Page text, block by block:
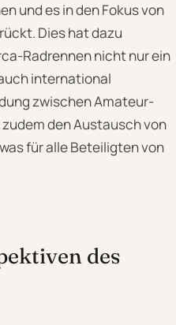
und es in den Fokus von
Dies hat dazu
Radrennen nicht nur ein
international
zwischen Amateur-
den Austausch von
für alle Beteiligten von
des